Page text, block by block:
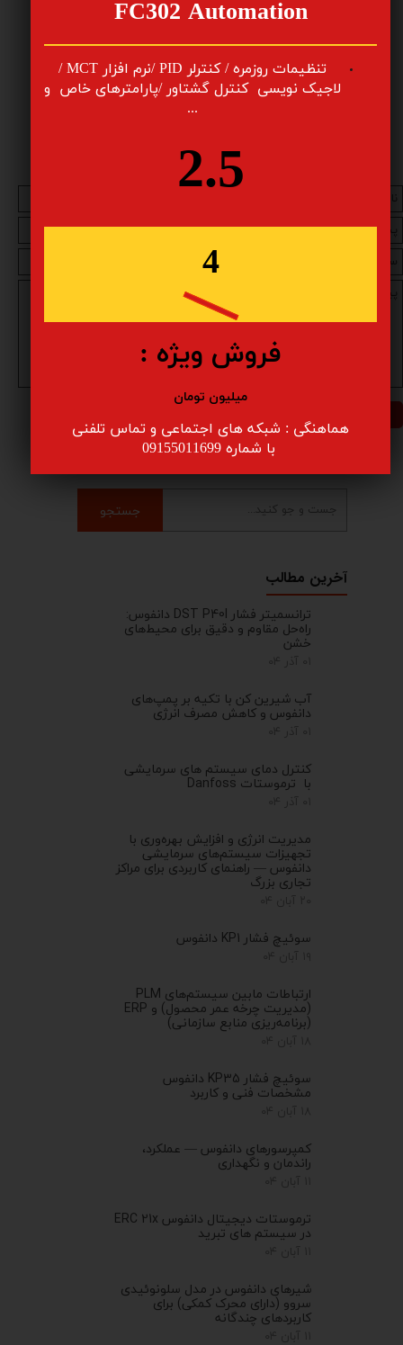
© کلیه حقوق محفوظ است — این مطلب با هدف آموزش فنی و
تحلیل عملکرد کمپرسورهای دانفوس تهیه شده است.
آخرین مطالب
ترانسمیتر فشار DST P40I دانفوس:
راه‌حل مقاوم و دقیق برای محیط‌های
خشن
آب شیرین کن با تکیه بر پمپ‌های
دانفوس و کاهش مصرف انرژی
کنترل‌ دمای سیستم های سرمایشی
با ترموستات Danfoss
مدیریت انرژی و افزایش بهره‌وری با
تجهیزات سیستم‌های سرمایشی
دانفوس — راهنمای کاربردی برای مراکز
تجاری بزرگ
سوئیچ فشار KP1 دانفوس
ارتباطات مابین سیستم‌های PLM
(مدیریت چرخه عمر محصول) و ERP
(برنامه‌ریزی منابع سازمانی)
سوئیچ فشار KP35 دانفوس
مشخصات فنی و کاربرد
کمپرسورهای دانفوس — عملکرد،
راندمان و نگهداری
ترموستات دیجیتال دانفوس ERC 21x
در سیستم های تبرید
شیرهای دانفوس در مدل سلونوئیدی
سروو (دارای محرک کمکی) برای
کاربردهای چندگانه
جستجو
هماهنگی : شبکه های اجتماعی و تماس تلفنی
​​​​​​​ با شماره 09155011699
​تنظیمات روزمره / کنترلر PID /نرم افزار MCT /
لاجیک نویسی کنترل گشتاور /پارامترهای خاص و
...
4
فروش ویژه :
2.5
میلیون تومان
FC302 Automation